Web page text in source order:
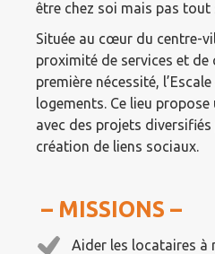
être chez soi mais pas tout
Située au cœur du centre-
proximité de services et de
première nécessité,
logements. Ce lieu
avec des projets
création de liens sociaux.
– MISSIONS –
Aider les locataires à